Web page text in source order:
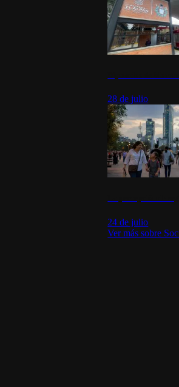
28 de julio
24 de julio
Ver más sobre